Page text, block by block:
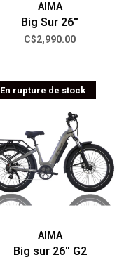
AIMA
Big Sur 26''
C$2,990.00
En rupture de stock
AIMA
Big sur 26'' G2